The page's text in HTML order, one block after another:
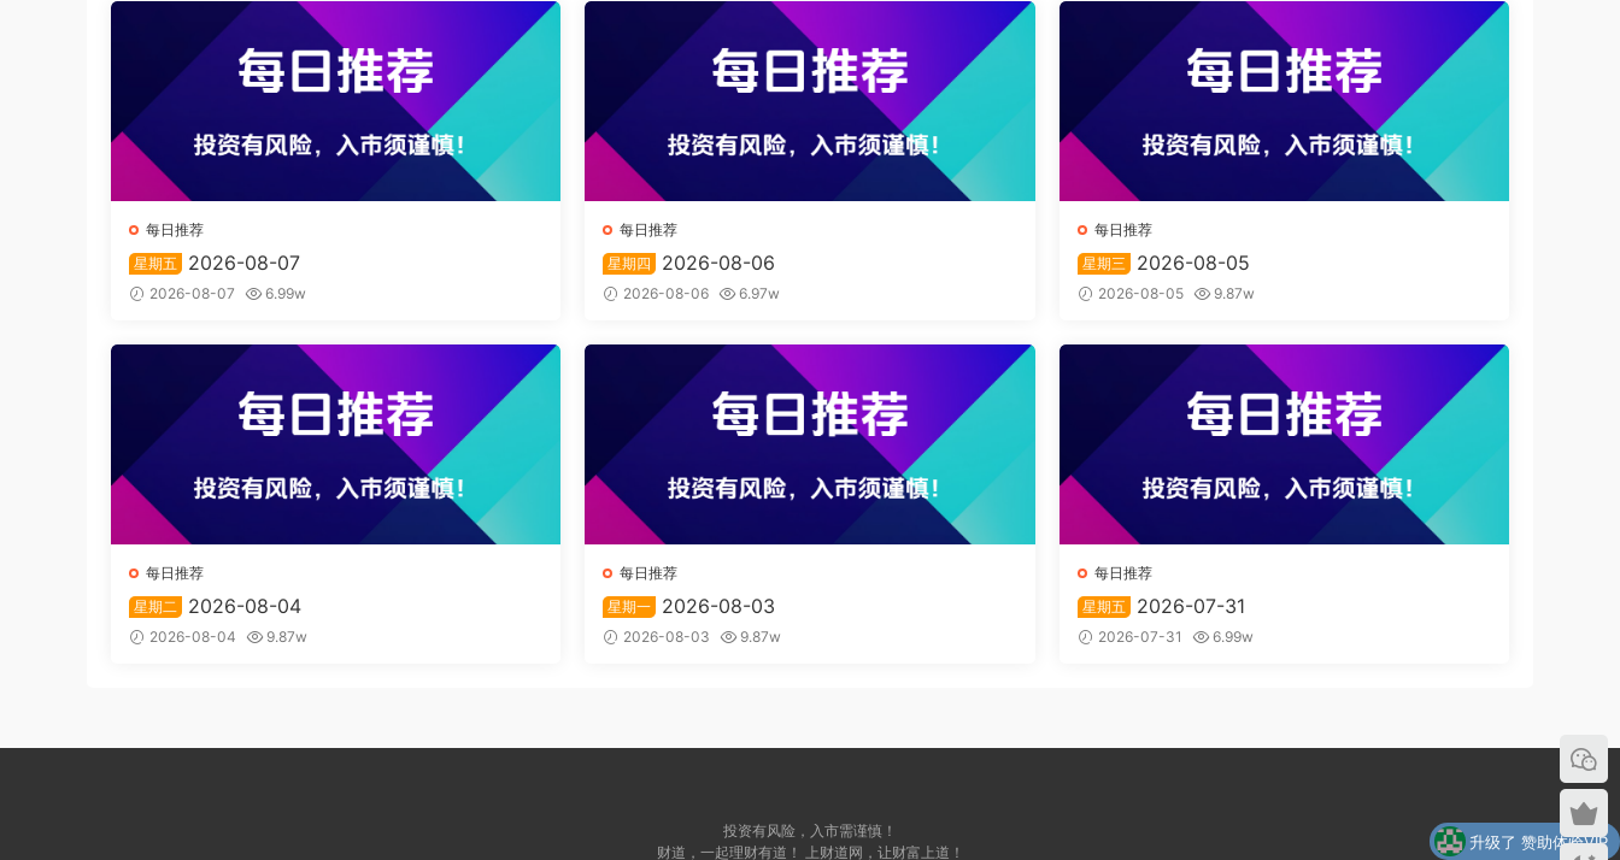
每日推荐
星期五
2026-08-07
2026-08-07 6.99w
每日推荐
星期四
2026-08-06
2026-08-06 6.97w
每日推荐
星期三
2026-08-05
2026-08-05 9.87w
每日推荐
星期二
2026-08-04
2026-08-04 9.87w
每日推荐
星期一
2026-08-03
2026-08-03 9.87w
每日推荐
星期五
2026-07-31
2026-07-31 6.99w
投资有风险，入市需谨慎！
财道，一起理财有道！ 上财道网，让财富上道！
升级了 赞助体验VIP
升级了 赞助体验VIP